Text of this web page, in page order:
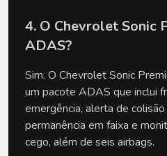
4. O Chevrolet Sonic
ADAS?
Sim. O Chevrolet Sonic
um pacote ADAS que inclui
emergência, alerta de
permanência em faixa e
cego, além de seis airbags.